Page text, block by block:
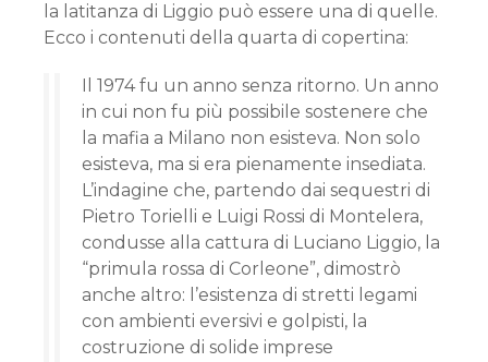
la latitanza di Liggio può essere una di quelle.
Ecco i contenuti della quarta di copertina:
Il 1974 fu un anno senza ritorno. Un anno
in cui non fu più possibile sostenere che
la mafia a Milano non esisteva. Non solo
esisteva, ma si era pienamente insediata.
L’indagine che, partendo dai sequestri di
Pietro Torielli e Luigi Rossi di Montelera,
condusse alla cattura di Luciano Liggio, la
“primula rossa di Corleone”, dimostrò
anche altro: l’esistenza di stretti legami
con ambienti eversivi e golpisti, la
costruzione di solide imprese